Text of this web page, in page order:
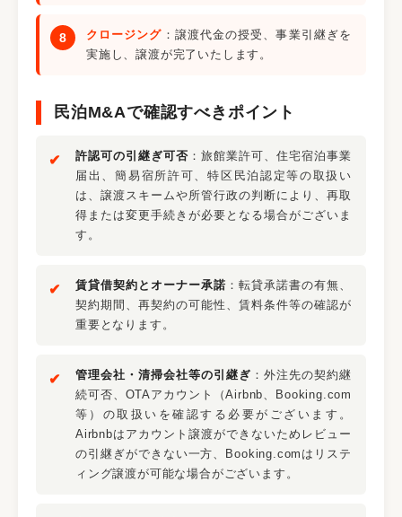
クロージング ：譲渡代金の授受、事業引継ぎを
実施し、譲渡が完了いたします。
民泊M&Aで確認すべきポイント
許認可の引継ぎ可否 ：旅館業許可、住宅宿泊事業
届出、簡易宿所許可、特区民泊認定等の取扱い
は、譲渡スキームや所管行政の判断により、再取
得または変更手続きが必要となる場合がございま
す。
賃貸借契約とオーナー承諾 ：転貸承諾書の有無、
契約期間、再契約の可能性、賃料条件等の確認が
重要となります。
管理会社・清掃会社等の引継ぎ ：外注先の契約継
続可否、OTAアカウント（Airbnb、Booking.com
等）の取扱いを確認する必要がございます。
Airbnbはアカウント譲渡ができないためレビュー
の引継ぎができない一方、Booking.comはリステ
ィング譲渡が可能な場合がございます。